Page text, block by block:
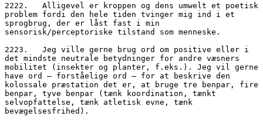
2222.	Alligevel er kroppen og dens umwelt et poetisk
problem fordi den hele tiden tvinger mig ind i et
sprogbrug, der er låst fast i min
sensorisk/perceptoriske tilstand som menneske.
2223.	Jeg ville gerne brug ord om positive eller i
det mindste neutrale betydninger for andre væsners
mobilitet (insekter og planter, f.eks.). Jeg vil gerne
have ord – forståelige ord – for at beskrive den
kolossale præstation det er, at bruge tre benpar, fire
benpar, tyve benpar (tænk koordination, tænkt
selvopfattelse, tænk atletisk evne, tænk
bevægelsesfrihed).